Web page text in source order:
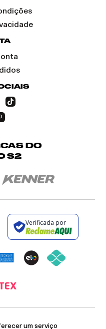
um serviço
DO
S2
Verificada por
23